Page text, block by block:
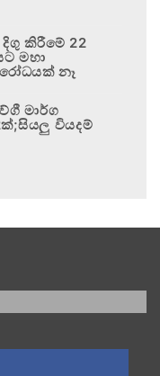
කිරීමේ 22
මහා
නෑ
මාර්ග
වියදම්